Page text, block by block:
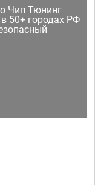
Чип Тюнинг
50+ городах РФ